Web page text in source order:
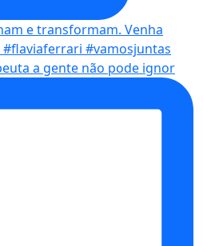
a gente não pode ignor